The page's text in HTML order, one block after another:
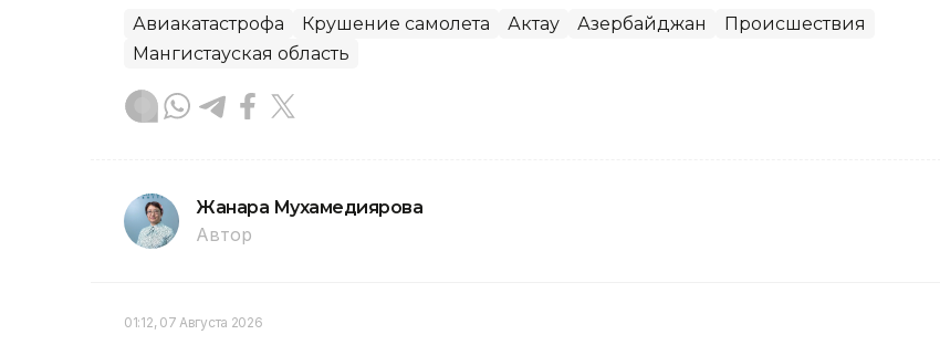
Авиакатастрофа Крушение самолета Актау Азербайджан
Происшествия
Мангистауская область
Жанара Мухамедиярова
Автор
01:12, 07 Августа 2026